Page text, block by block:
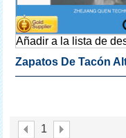
Añadir a la lista de
Zapatos De Tacón
1